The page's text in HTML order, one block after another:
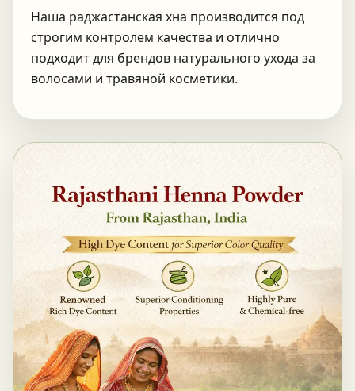
Наша раджастанская хна производится под
строгим контролем качества и отлично
подходит для брендов натурального ухода за
волосами и травяной косметики.